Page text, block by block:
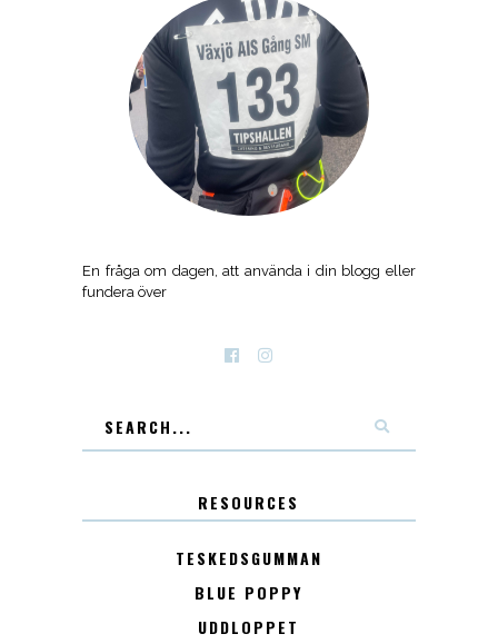
En fråga om dagen, att använda i din blogg eller
fundera över
RESOURCES
TESKEDSGUMMAN
BLUE POPPY
UDDLOPPET